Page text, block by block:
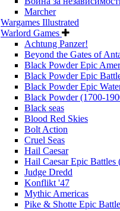
Marcher
Wargames Illustrated
Warlord Games
Achtung Panzer!
Beyond the Gates of
Black Powder Epic
Black Powder Epic
Black Powder Epic
Black Powder (1700-
Black seas
Blood Red Skies
Bolt Action
Cruel Seas
Hail Caesar
Hail Caesar Epic Battles
Judge Dredd
Konflikt '47
Mythic Americas
Pike & Shotte Epic